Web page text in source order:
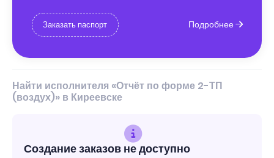
Заказать паспорт Подробнее
Найти исполнителя «Отчёт по форме 2-ТП
(воздух)» в Киреевске
Создание заказов не доступно